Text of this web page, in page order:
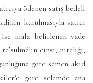
ödenen satış bedeli
kurulmasıyla satıcı
ise mala belirlenen vade
re’sülmâlin cinsi, niteliği,
göre semen akid
göre selemde ana